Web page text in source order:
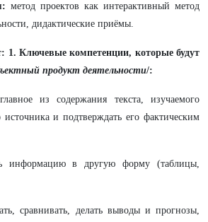
метод проектов как интерактивный метод
дидактические приёмы.
1. Ключевые компетенции, которые будут
продукт деятельности/:
из содержания текста, изучаемого
источника и подтверждать его фактическим
информацию в другую форму (таблицы,
сравнивать, делать выводы и прогнозы,